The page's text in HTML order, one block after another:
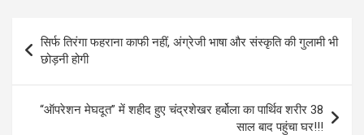
navigation
सिर्फ तिरंगा फहराना काफी नहीं, अंग्रेजी भाषा और संस्कृति की गुलामी भी
छोड़नी होगी
“ऑपरेशन मेघदूत” में शहीद हुए चंद्रशेखर हर्बोला का पार्थिव शरीर 38
साल बाद पहुंचा घर!!!